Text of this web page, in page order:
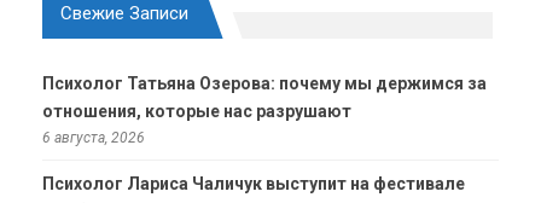
Свежие Записи
Психолог Татьяна Озерова: почему мы держимся за
отношения, которые нас разрушают
6 августа, 2026
Психолог Лариса Чаличук выступит на фестивале